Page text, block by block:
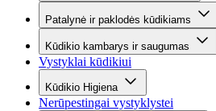
Patalynė ir paklodės kūdikiams
Kūdikio kambarys ir saugumas
Vystyklai kūdikiui
Kūdikio Higiena
Nerūpestingai vystyklystei